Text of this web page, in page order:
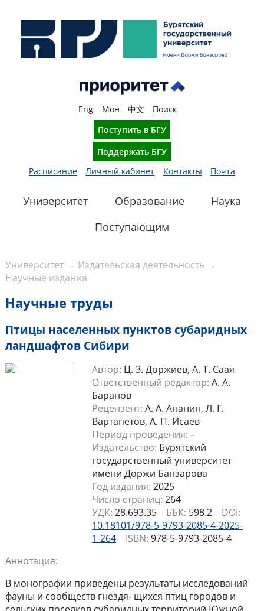
Eng Мон 中文
Поиск
Поступить в БГУ
Поддержать БГУ
Расписание
Личный кабинет Контакты Почта
Университет Образование
Наука
Поступающим
Университет→ Издательская деятельность→
Научные издания
Научные труды
Птицы населенных пунктов субаридных
ландшафтов Сибири
Автор: Ц. З. Доржиев, А. Т. Саая
Ответственный редактор: А. А.
Баранов
Рецензент: А. А. Ананин, Л. Г.
Вартапетов, А. П. Исаев
Период проведения: –
Издательство: Бурятский
государственный университет
имени Доржи Банзарова
Год издания: 2025
Число страниц: 264
УДК: 28.693.35 ББК: 598.2 DOI:
10.18101/978-5-9793-2085-4-2025-
1-264
ISBN: 978-5-9793-2085-4
Аннотация:
В монографии приведены результаты исследований
фауны и сообществ гнездя- щихся птиц городов и